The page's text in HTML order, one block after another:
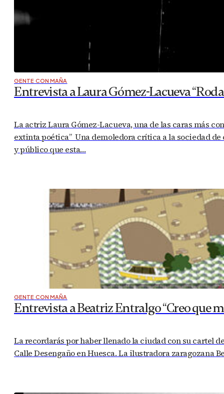
GENTE CON MAÑA
Entrevista a Laura Gómez-Lacueva
La actriz Laura Gómez-Lacueva, una de las caras más
extinta poética” Una demoledora crítica a la sociedad
y público que esta…
GENTE CON MAÑA
Entrevista a Beatriz Entralgo “Creo que
La recordarás por haber llenado la ciudad con su cartel
Calle Desengaño en Huesca. La ilustradora zaragozana